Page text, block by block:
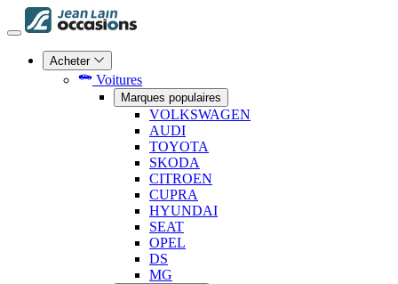
Acheter
Voitures
Marques populaires
VOLKSWAGEN
AUDI
TOYOTA
SKODA
CITROEN
CUPRA
HYUNDAI
SEAT
OPEL
DS
MG